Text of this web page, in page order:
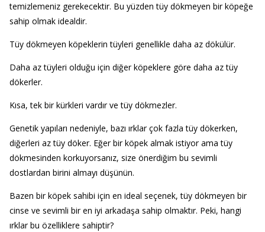
temizlemeniz gerekecektir. Bu yüzden tüy dökmeyen bir köpeğe
sahip olmak idealdir.
Tüy dökmeyen köpeklerin tüyleri genellikle daha az dökülür.
Daha az tüyleri olduğu için diğer köpeklere göre daha az tüy
dökerler.
Kısa, tek bir kürkleri vardır ve tüy dökmezler.
Genetik yapıları nedeniyle, bazı ırklar çok fazla tüy dökerken,
diğerleri az tüy döker. Eğer bir köpek almak istiyor ama tüy
dökmesinden korkuyorsanız, size önerdiğim bu sevimli
dostlardan birini almayı düşünün.
Bazen bir köpek sahibi için en ideal seçenek, tüy dökmeyen bir
cinse ve sevimli bir en iyi arkadaşa sahip olmaktır. Peki, hangi
ırklar bu özelliklere sahiptir?